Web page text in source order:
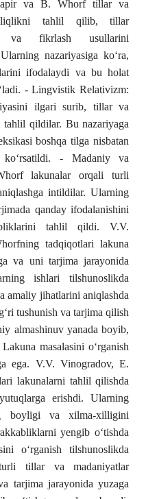
va B. Whorf tillar va
tahlil qilib, tillar
va fikrlash usullarini
nazariyasiga kо‘ra,
ifodalaydi va bu holat
- Lingvistik Relativizm:
ilgari surib, tillar va
tahlil qildilar. Bu nazariyaga
boshqa tilga nisbatan
kо‘rsatildi. - Madaniy va
lakunalar orqali turli
intildilar. Ularning
qanday ifodalanishini
tahlil qildi. V.V.
tadqiqotlari lakuna
va uni tarjima jarayonida
ishlari tilshunoslikda
amaliy jihatlarini aniqlashda
tushunish va tarjima qilish
almashinuv yanada boyib,
masalasini о‘rganish
ega. V.V. Vinogradov, E.
lakunalarni tahlil qilishda
erishdi. Ularning
boyligi va xilma-xilligini
yengib о‘tishda
о‘rganish tilshunoslikda
tillar va madaniyatlar
tarjima jarayonida yuzaga